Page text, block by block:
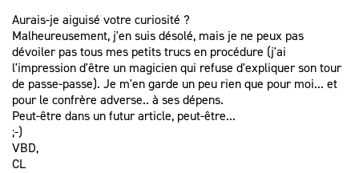
Aurais-je aiguisé votre curiosité ?
Malheureusement, j'en suis désolé, mais je ne peux pas
dévoiler pas tous mes petits trucs en procédure (j'ai
l'impression d'être un magicien qui refuse d'expliquer son tour
de passe-passe). Je m'en garde un peu rien que pour moi... et
pour le confrère adverse.. à ses dépens.
Peut-être dans un futur article, peut-être...
;-)
VBD,
CL